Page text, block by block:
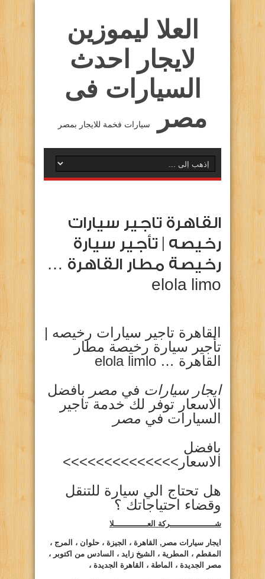
العلا ليموزين
لايجار احدث
السيارات فى
مصر
سيارات فخمة للايجار بمصر
القاهرة تاجير سيارات
رخيصه | تأجير سيارة
رخيصة مطار القاهرة …
elola limo
القاهرة تاجير سيارات رخيصه |
تأجير سيارة رخيصة مطار
القاهرة … elola limlo
ايجار سيارات في مصر
بافضل
الاسعار توفر لك خدمة تاجير
السيارات في مصر
بافضل
الاسعار>>>>>>>>>>>>>>
هل تحتاج الي سيارة للتنقل
وقضاء احتياجاتك ؟
شـــــــــــــــــــركة العــــــــــــــلا
ايجار سيارات مصر, القاهرة ، الجيزة ، حلوان ، المرج ،
المقطم ، المطرية ، الشيخ زايد ، السادس من اكتوبر ،
مصر الجديدة ، الماطة ، القاهرة الجديدة ،